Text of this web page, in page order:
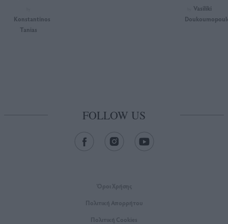
Konstantinos
Tanias
Vasiliki
FOLLOW US
Όροι Xρήσης
Πολιτική Απορρήτου
Πολιτική Cookies